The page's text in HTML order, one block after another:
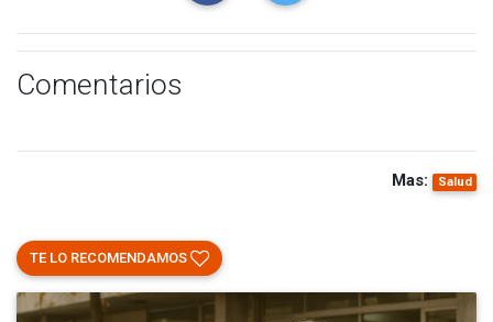
Comentarios
Mas: Salud
TE LO RECOMENDAMOS